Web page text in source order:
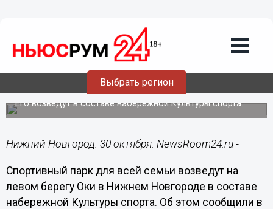
Выбрать регион
30.10.202414:05
Спортивный парк появится на левом
берегу Оки в Нижнем Новгороде
Его возведут в составе набережной Культуры спорта.
Нижний Новгород. 30 октября. NewsRoom24.ru -
Спортивный парк для всей семьи возведут на
левом берегу Оки в Нижнем Новгороде в составе
набережной Культуры спорта. Об этом сообщили в